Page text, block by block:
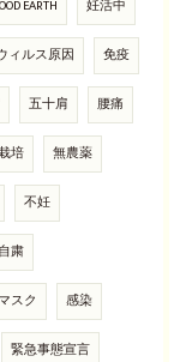
EARTH 妊活中
ィルス原因 免疫
五十肩 腰痛
培 無農薬
不妊
自粛
マスク 感染
緊急事態宣言